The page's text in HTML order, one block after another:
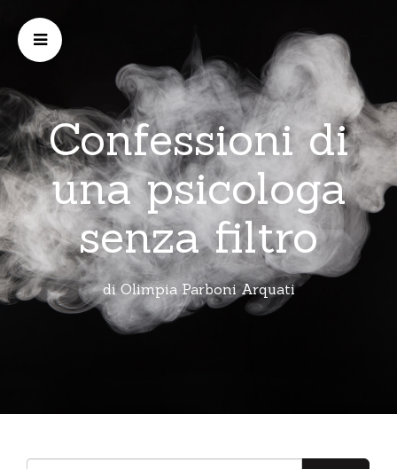
Confessioni di
una psicologa
senza filtro
di Olimpia Parboni Arquati